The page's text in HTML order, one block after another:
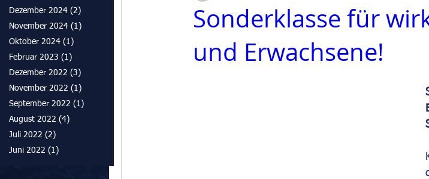
Dezember 2024 (2)
November 2024 (1)
Oktober 2024 (1)
Februar 2023 (1)
Dezember 2022 (3)
November 2022 (1)
September 2022 (1)
August 2022 (4)
Juli 2022 (2)
Juni 2022 (1)
Sonderklasse für
und Erwachsene!